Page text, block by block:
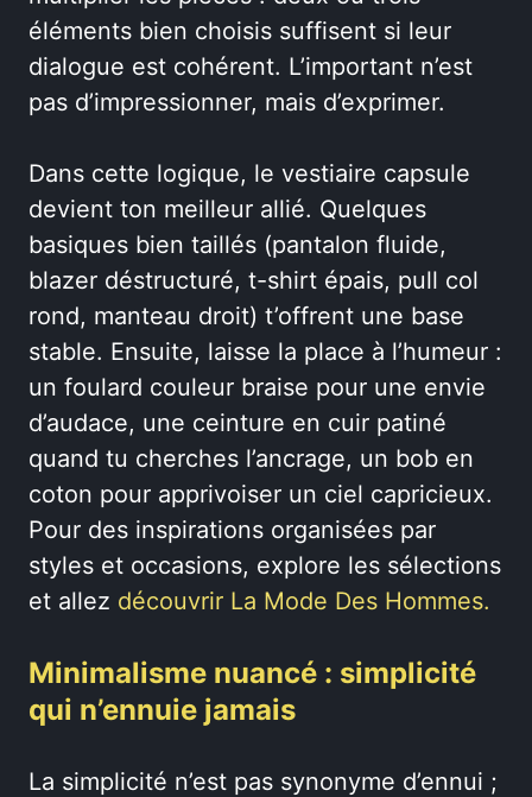
éléments bien choisis suffisent si leur
dialogue est cohérent. L’important n’est
pas d’impressionner, mais d’exprimer.
Dans cette logique, le vestiaire capsule
devient ton meilleur allié. Quelques
basiques bien taillés (pantalon fluide,
blazer déstructuré, t-shirt épais, pull col
rond, manteau droit) t’offrent une base
stable. Ensuite, laisse la place à l’humeur :
un foulard couleur braise pour une envie
d’audace, une ceinture en cuir patiné
quand tu cherches l’ancrage, un bob en
coton pour apprivoiser un ciel capricieux.
Pour des inspirations organisées par
styles et occasions, explore les sélections
et allez découvrir La Mode Des Hommes.
Minimalisme nuancé : simplicité
qui n’ennuie jamais
La simplicité n’est pas synonyme d’ennui ;